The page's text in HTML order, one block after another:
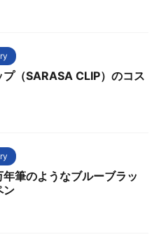
（SARASA CLIP）のコス
筆のようなブルーブラッ
ン